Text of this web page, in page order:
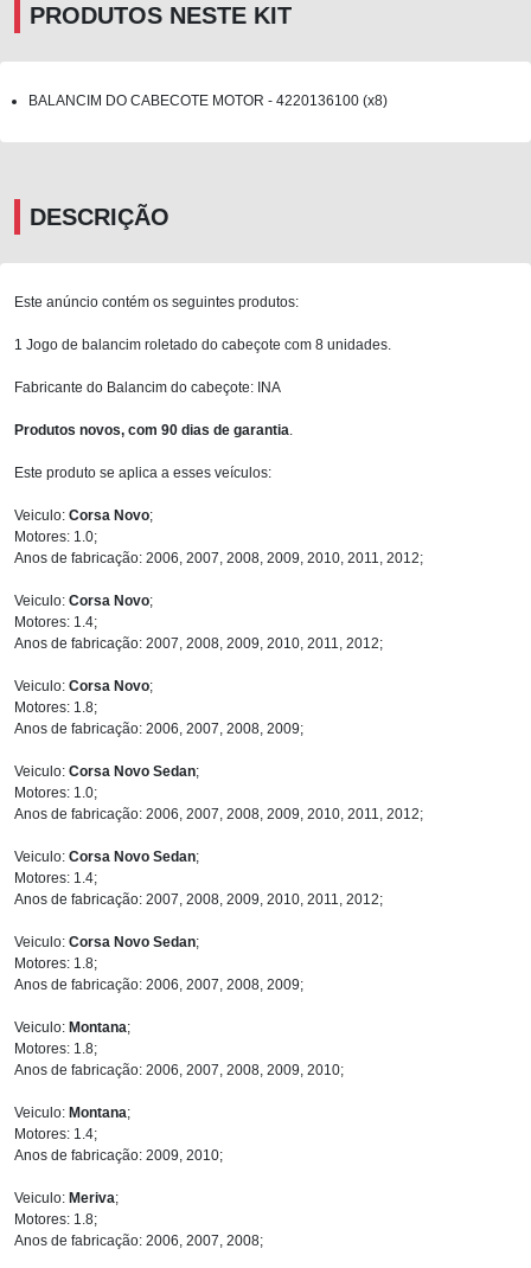
PRODUTOS NESTE KIT
BALANCIM DO CABECOTE MOTOR - 4220136100 (x8)
DESCRIÇÃO
Este anúncio contém os seguintes produtos:
1 Jogo de balancim roletado do cabeçote com 8 unidades.
Fabricante do Balancim do cabeçote: INA
Produtos novos, com 90 dias de garantia
Este produto se aplica a esses veículos:
Veiculo: Corsa Novo;
Motores: 1.0;
Anos de fabricação: 2006, 2007, 2008, 2009, 2010, 2011, 2012;
Veiculo: Corsa Novo;
Motores: 1.4;
Anos de fabricação: 2007, 2008, 2009, 2010, 2011, 2012;
Veiculo: Corsa Novo;
Motores: 1.8;
Anos de fabricação: 2006, 2007, 2008, 2009;
Veiculo: Corsa Novo Sedan;
Motores: 1.0;
Anos de fabricação: 2006, 2007, 2008, 2009, 2010, 2011, 2012;
Veiculo: Corsa Novo Sedan;
Motores: 1.4;
Anos de fabricação: 2007, 2008, 2009, 2010, 2011, 2012;
Veiculo: Corsa Novo Sedan;
Motores: 1.8;
Anos de fabricação: 2006, 2007, 2008, 2009;
Veiculo: Montana;
Motores: 1.8;
Anos de fabricação: 2006, 2007, 2008, 2009, 2010;
Veiculo: Montana;
Motores: 1.4;
Anos de fabricação: 2009, 2010;
Veiculo: Meriva;
Motores: 1.8;
Anos de fabricação: 2006, 2007, 2008;